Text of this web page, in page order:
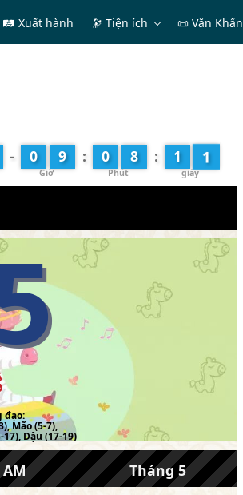
🛤 Xuất hành 🔭 Tiện ích 📜 Văn Khấn
- 0 9 : 0 8 : 1 2
đạo:
Mão (5-7),
Dậu (17-19)
AM Tháng 5